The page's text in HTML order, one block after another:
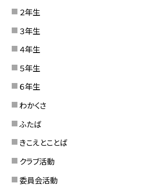
２年生
３年生
４年生
５年生
６年生
わかくさ
ふたば
きこえとことば
クラブ活動
委員会活動